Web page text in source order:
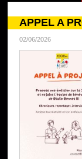
APPEL A
02/06/2026